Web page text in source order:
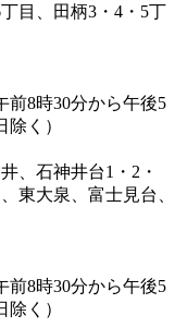
目、田柄3・4・5丁
前8時30分から午後5
く）
、石神井台1・2・
東大泉、富士見台、
前8時30分から午後5
く）